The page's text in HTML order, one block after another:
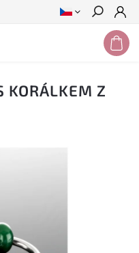
Hledat
KORÁLKEM Z